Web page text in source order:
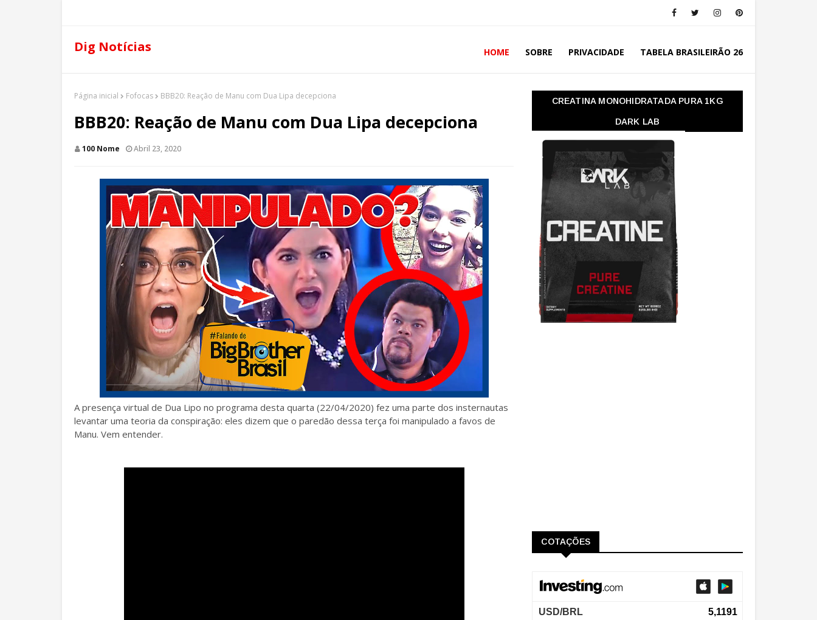
Dig Notícias HOME SOBRE PRIVACIDADE TABELA BRASILEIRÃO 26
Página inicial Fofocas BBB20: Reação de Manu com Dua Lipa decepciona
BBB20: Reação de Manu com Dua Lipa decepciona
100 Nome Abril 23, 2020
A presença virtual de Dua Lipo no programa desta quarta (22/04/2020) fez uma parte dos insternautas
levantar uma teoria da conspiração: eles dizem que o paredão dessa terça foi manipulado a favos de
Manu. Vem entender.
CREATINA MONOHIDRATADA PURA 1KG
DARK LAB
COTAÇÕES